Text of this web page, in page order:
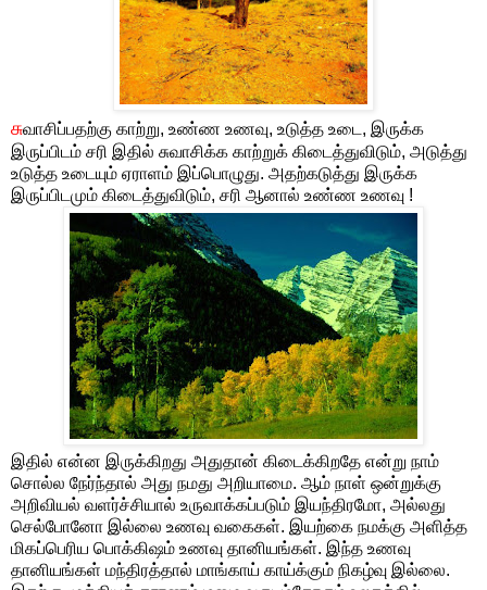
சுவாசிப்பதற்கு காற்று, உண்ண உணவு, உடுத்த உடை, இருக்க
இருப்பிடம் சரி இதில் சுவாசிக்க காற்றுக் கிடைத்துவிடும், அடுத்து
உடுத்த உடையும் ஏராளம் இப்பொழுது. அதற்கடுத்து இருக்க
இருப்பிடமும் கிடைத்துவிடும், சரி ஆனால் உண்ண உணவு !
இதில் என்ன இருக்கிறது அதுதான் கிடைக்கிறதே என்று நாம்
சொல்ல நேர்ந்தால் அது நமது அறியாமை. ஆம் நாள் ஒன்றுக்கு
அறிவியல் வளர்ச்சியால் உருவாக்கப்படும் இயந்திரமோ, அல்லது
செல்போனோ இல்லை உணவு வகைகள். இயற்கை நமக்கு அளித்த
மிகப்பெரிய பொக்கிஷம் உணவு தானியங்கள். இந்த உணவு
தானியங்கள் மந்திரத்தால் மாங்காய் காய்க்கும் நிகழ்வு இல்லை.